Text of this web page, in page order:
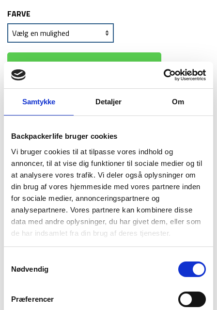
Samtykke Detaljer Om
Backpackerlife bruger cookies
Vi bruger cookies til at tilpasse vores indhold og
annoncer, til at vise dig funktioner til sociale medier og til
at analysere vores trafik. Vi deler også oplysninger om
din brug af vores hjemmeside med vores partnere inden
for sociale medier, annonceringspartnere og
analysepartnere. Vores partnere kan kombinere disse
data med andre oplysninger, du har givet dem, eller som
de har indsamlet fra din brug af deres tjenester.
Nødvendig
Præferencer
FARVE
TILFØJ TIL KURV
1-2 dages
levering
Fri fragt over
499 kr
100 dages
returret
BESKRIVELSE
YDERLIGERE INFORMATION
BRAND
FAQ
Horizon Bowl fra Sea to Summit i størrelse large er en
rummelig og praktisk skål. Den er på 720 ml med høj kant, så
du har god mulighed for at få et måltid i skålen. Skålens
yderside er med CoolGrip riller, som fordeler varmen og giver
bedre greb i skålen. Derudover har Horizon også et praktisk
håndtag, der kan benyttes af både højre- og venstrehåndet.
Hvis man har flere skåle af denne model, så kan de stables